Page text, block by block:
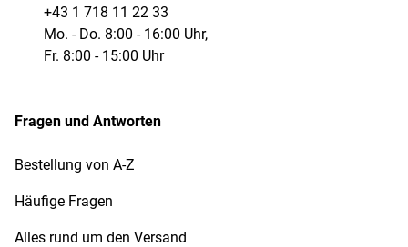
+43 1 718 11 22 33
Mo. - Do. 8:00 - 16:00 Uhr,
Fr. 8:00 - 15:00 Uhr
Fragen und Antworten
Bestellung von A-Z
Häufige Fragen
Alles rund um den Versand